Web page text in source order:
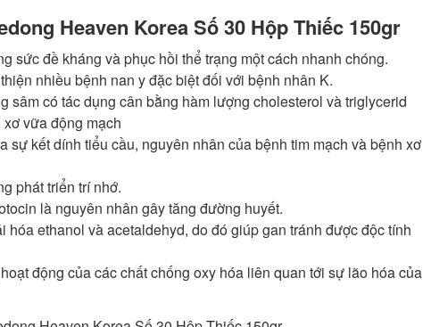
Heaven Korea Số 30 Hộp Thiếc 150gr
sức đề kháng và phục hồi thể trạng một cách nhanh chóng.
nhiều bệnh nan y đặc biệt đối với bệnh nhân K.
sâm có tác dụng cân bằng hàm lượng cholesterol và triglycerid
vữa động mạch
sự kết dính tiểu cầu, nguyên nhân của bệnh tim mạch và bệnh xơ
phát triển trí nhớ.
là nguyên nhân gây tăng đường huyết.
ethanol và acetaldehyd, do đó giúp gan tránh được độc tính
động của các chất chống oxy hóa liên quan tới sự lão hóa của